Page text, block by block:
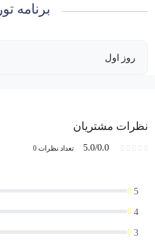
برنامه تور
روز اول
نظرات مشتریان
5.0/0.0 تعداد نظرات 0
5
4
3